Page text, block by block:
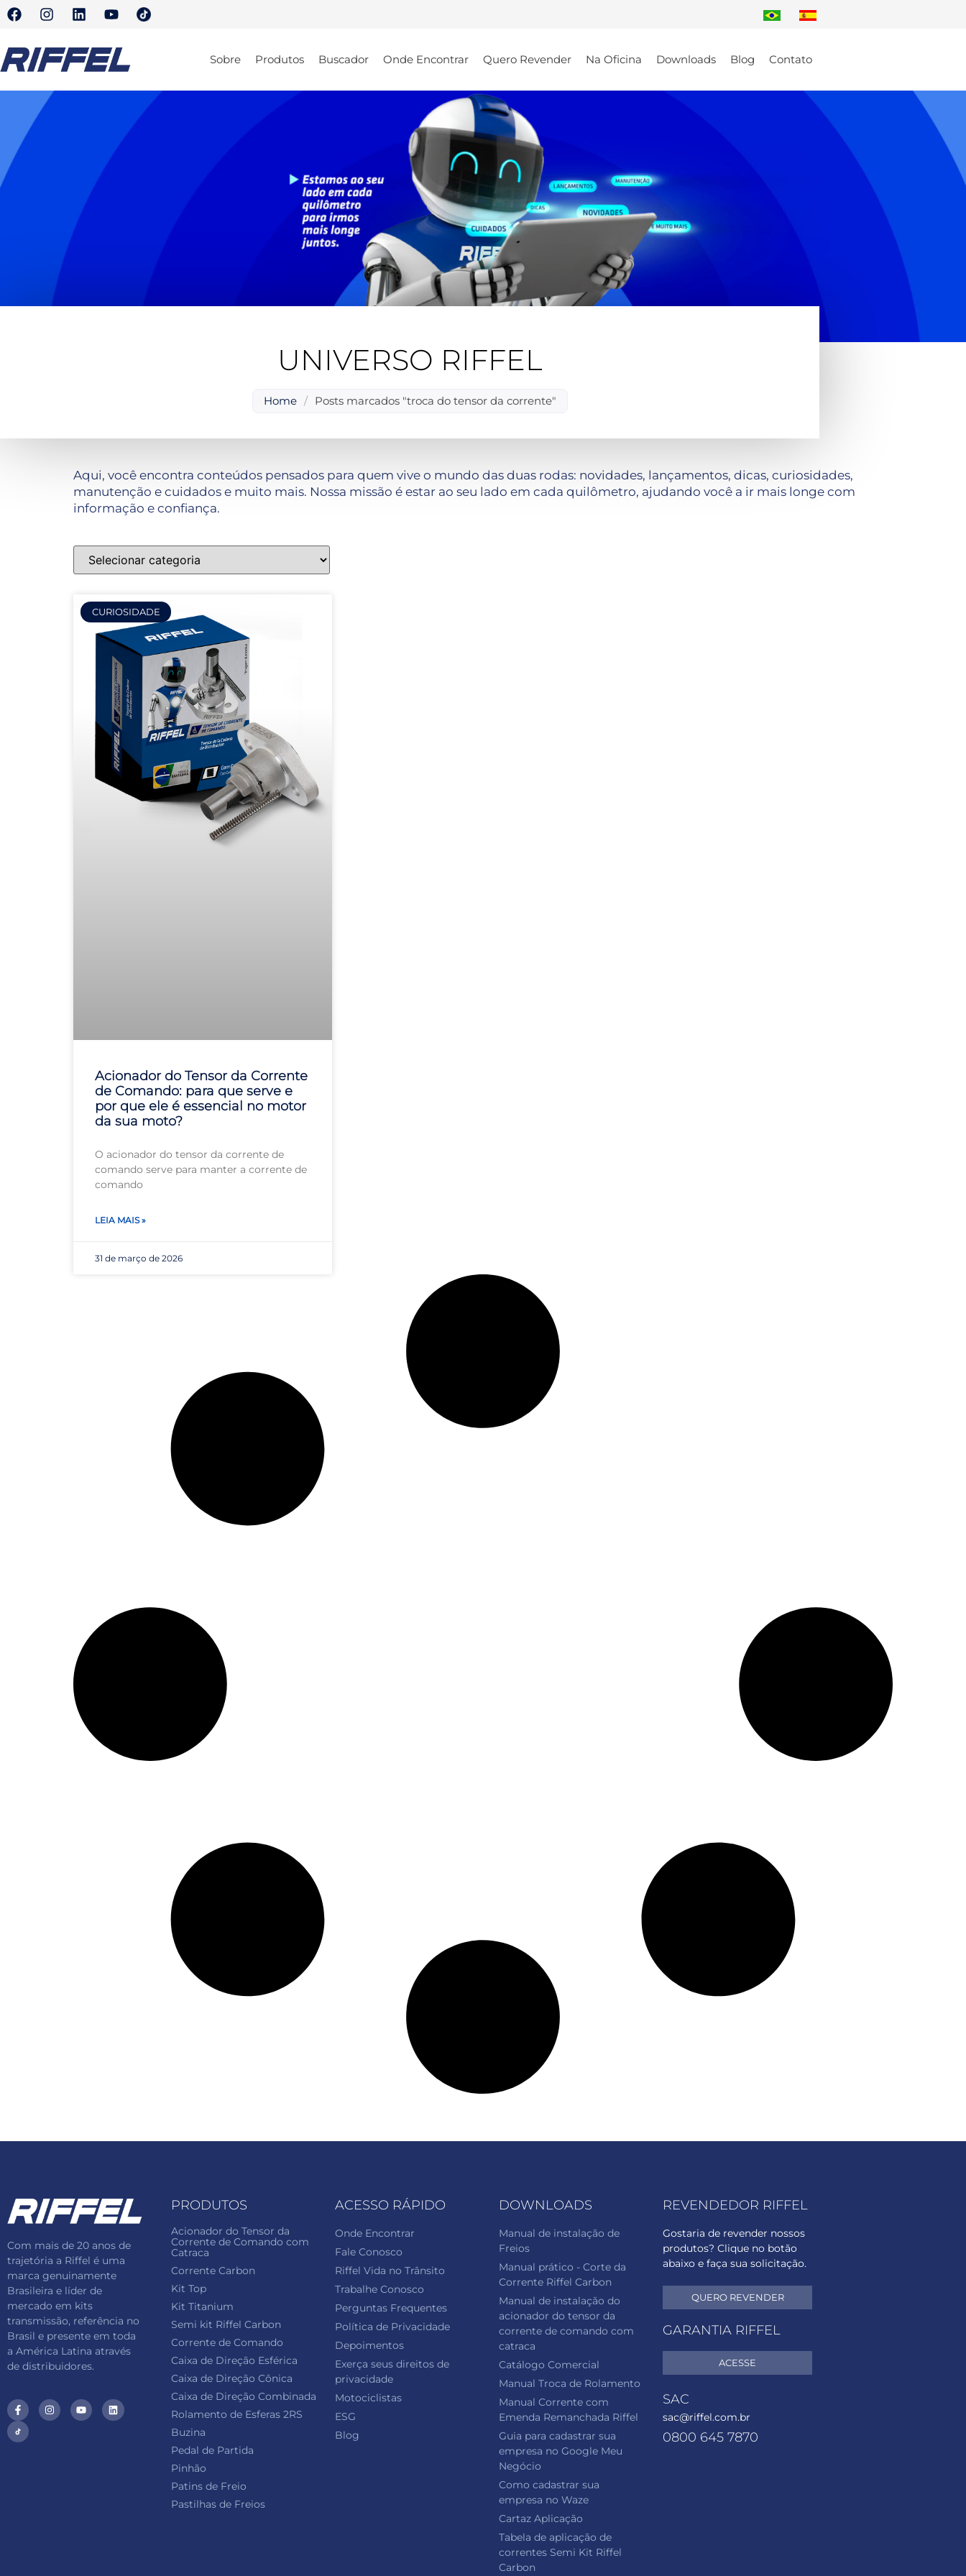
Sobre Produtos Buscador Onde Encontrar Quero Revender Na Oficina Downloads Blog Contato
UNIVERSO RIFFEL
Home / Posts marcados "troca do tensor da corrente"
Aqui, você encontra conteúdos pensados para quem vive o mundo das duas rodas: novidades, lançamentos, dicas, curiosidades,
manutenção e cuidados e muito mais. Nossa missão é estar ao seu lado em cada quilômetro, ajudando você a ir mais longe com
informação e confiança.
CURIOSIDADE
Acionador do Tensor da Corrente
de Comando: para que serve e
por que ele é essencial no motor
da sua moto?
O acionador do tensor da corrente de
comando serve para manter a corrente de
comando
LEIA MAIS »
31 de março de 2026
Com mais de 20 anos de
trajetória a Riffel é uma
marca genuinamente
Brasileira e líder de
mercado em kits
transmissão, referência no
Brasil e presente em toda
a América Latina através
de distribuidores.
PRODUTOS
Acionador do Tensor da
Corrente de Comando com
Catraca
Corrente Carbon
Kit Top
Kit Titanium
Semi kit Riffel Carbon
Corrente de Comando
Caixa de Direção Esférica
Caixa de Direção Cônica
Caixa de Direção Combinada
Rolamento de Esferas 2RS
Buzina
Pedal de Partida
Pinhão
Patins de Freio
Pastilhas de Freios
ACESSO RÁPIDO
Onde Encontrar
Fale Conosco
Riffel Vida no Trânsito
Trabalhe Conosco
Perguntas Frequentes
Política de Privacidade
Depoimentos
Exerça seus direitos de
privacidade
Motociclistas
ESG
Blog
DOWNLOADS
Manual de instalação de
Freios
Manual prático - Corte da
Corrente Riffel Carbon
Manual de instalação do
acionador do tensor da
corrente de comando com
catraca
Catálogo Comercial
Manual Troca de Rolamento
Manual Corrente com
Emenda Remanchada Riffel
Guia para cadastrar sua
empresa no Google Meu
Negócio
Como cadastrar sua
empresa no Waze
Cartaz Aplicação
Tabela de aplicação de
correntes Semi Kit Riffel
Carbon
REVENDEDOR RIFFEL
Gostaria de revender nossos
produtos? Clique no botão
abaixo e faça sua solicitação.
QUERO REVENDER
GARANTIA RIFFEL
ACESSE
SAC
sac@riffel.com.br
0800 645 7870